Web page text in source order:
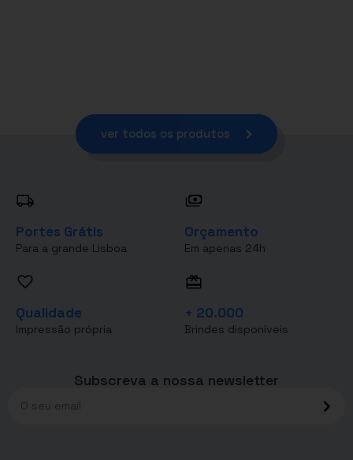
ver todos os produtos
Portes Grátis
Para a grande Lisboa
Orçamento
Em apenas 24h
Qualidade
Impressão própria
+ 20.000
Brindes disponíveis
Subscreva a nossa newsletter